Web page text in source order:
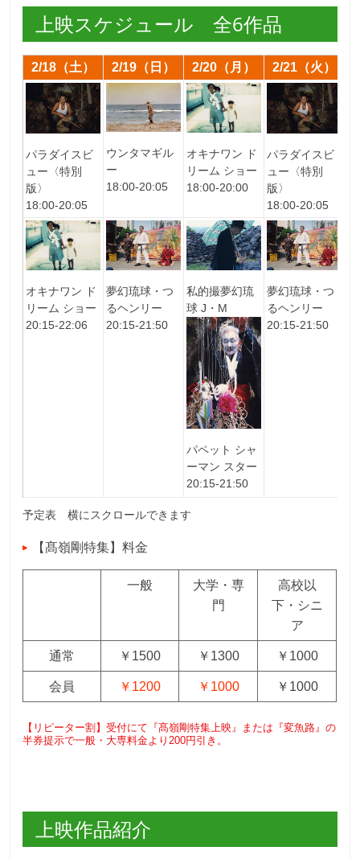
上映スケジュール 全6作品
2/18（土） 2/19（日） 2/20（月） 2/21（火）
パラダイスビ
ュー〈特別
版〉
18:00-20:05
ウンタマギル
ー
18:00-20:05
オキナワン ド
リーム ショー
18:00-20:00
パラダイスビ
ュー〈特別
版〉
18:00-20:05
オキナワン ド
リーム ショー
20:15-22:06
夢幻琉球・つ
るヘンリー
20:15-21:50
私的撮夢幻琉
球 J・M
パペット シャ
ーマン スター
20:15-21:50
夢幻琉球・つ
るヘンリー
20:15-21:50
予定表 横にスクロールできます
【髙嶺剛特集】料金
一般
大学・専
門
高校以
下・シニ
ア
通常 ￥1500 ￥1300 ￥1000
会員 ￥1200 ￥1000 ￥1000
【リピーター割】受付にて『髙嶺剛特集上映』または『変魚路』の
半券提示で一般・大専料金より200円引き。
上映作品紹介